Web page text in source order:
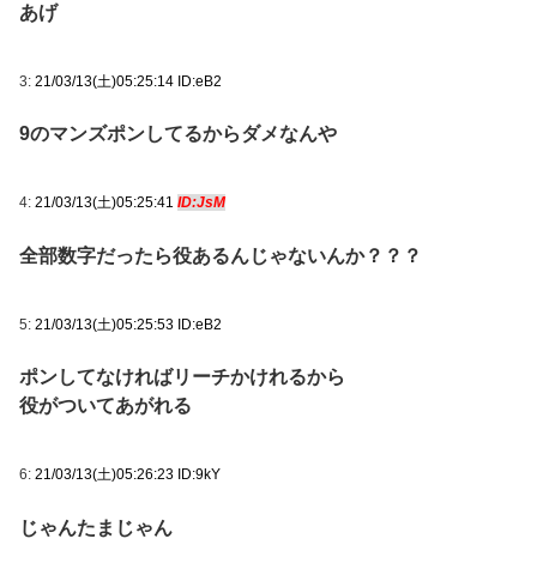
あげ
3: 21/03/13(土)05:25:14 ID:eB2
9のマンズポンしてるからダメなんや
4: 21/03/13(土)05:25:41 ID:JsM
全部数字だったら役あるんじゃないんか？？？
5: 21/03/13(土)05:25:53 ID:eB2
ポンしてなければリーチかけれるから
役がついてあがれる
6: 21/03/13(土)05:26:23 ID:9kY
じゃんたまじゃん